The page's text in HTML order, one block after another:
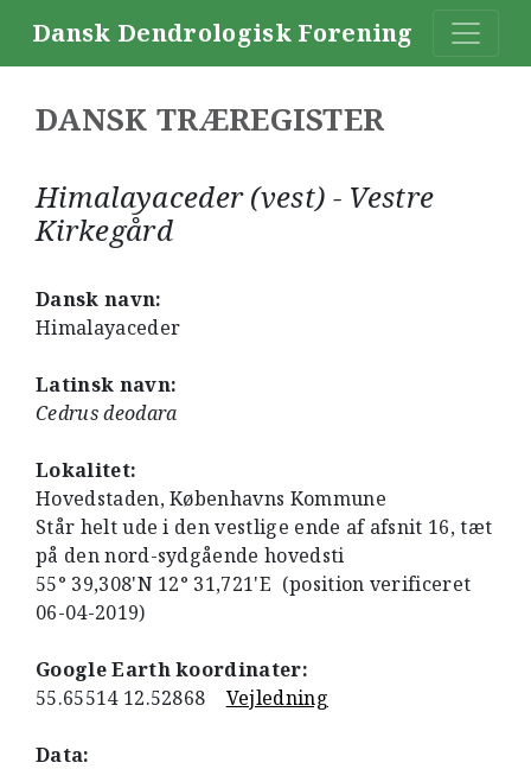
Dansk Dendrologisk Forening
DANSK TRÆREGISTER
Himalayaceder (vest) - Vestre
Kirkegård
Dansk navn:
Himalayaceder
Latinsk navn:
Cedrus deodara
Lokalitet:
Hovedstaden, Københavns Kommune
Står helt ude i den vestlige ende af afsnit 16, tæt
på den nord-sydgående hovedsti
55° 39,308'N 12° 31,721'E (position verificeret
06-04-2019)
Google Earth koordinater:
55.65514 12.52868 Vejledning
Data: